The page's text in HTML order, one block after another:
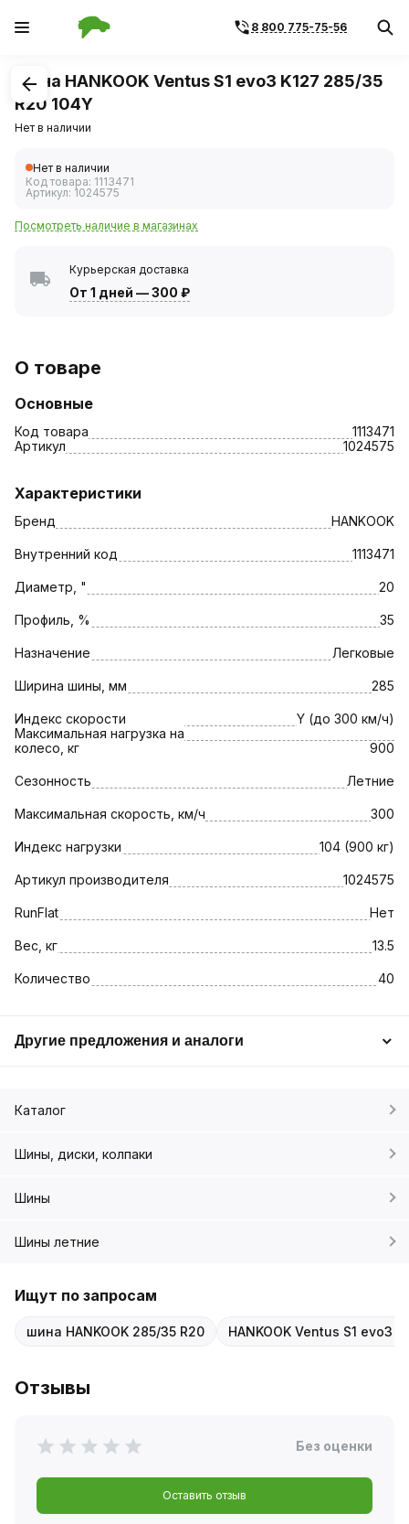
8 800 775-75-56
1/1
Шина HANKOOK Ventus S1 evo3 K127 285/35
R20 104Y
Нет в наличии
Нет в наличии
Код товара: 1113471
Артикул: 1024575
Посмотреть наличие в магазинах
Курьерская доставка
От 1 дней —300 ₽
О товаре
Основные
Код товара
1113471
Артикул
1024575
Характеристики
Бренд HANKOOK
Внутренний код 1113471
Диаметр, " 20
Профиль, % 35
Назначение Легковые
Ширина шины, мм 285
Индекс скорости
Y (до 300 км/ч)
Максимальная нагрузка на
колесо, кг
900
Сезонность Летние
Максимальная скорость, км/ч 300
Индекс нагрузки 104 (900 кг)
Артикул производителя 1024575
RunFlat Нет
Вес, кг 13.5
Количество 40
Другие предложения и аналоги
Каталог
Шины, диски, колпаки
Шины
Шины летние
Ищут по запросам
шина HANKOOK 285/35 R20 HANKOOK Ventus S1 evo3
Отзывы
Без оценки
Оставить отзыв